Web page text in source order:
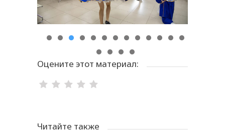
Оцените этот материал:
Читайте также